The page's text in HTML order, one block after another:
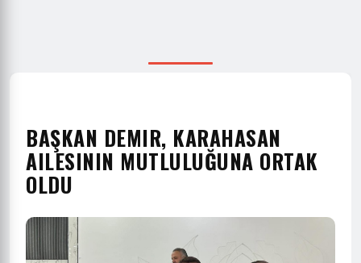
BAŞKAN DEMIR, KARAHASAN
AILESININ MUTLULUĞUNA ORTAK
OLDU